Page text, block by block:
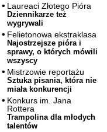
Laureaci Złotego Pióra
Dziennikarze też
wygrywali
Felietonowa ekstraklasa
Najostrzejsze pióra i
sprawy, o których mówili
wszyscy
Mistrzowie reportażu
Sztuka pisania, która nie
miała konkurencji
Konkurs im. Jana
Rottera
Trampolina dla młodych
talentów